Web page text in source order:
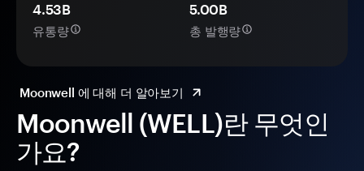
Moonwell (WELL)란 무엇인
가요?
4.53B
유통량
5.00B
총 발행량
Moonwell 에 대해 더 알아보기